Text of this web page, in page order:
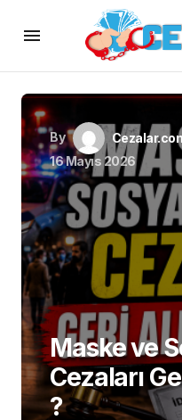
By
16 Mayıs 2026
Maske ve
Cezaları
?